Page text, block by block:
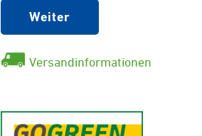
Weiter
Versandinformationen